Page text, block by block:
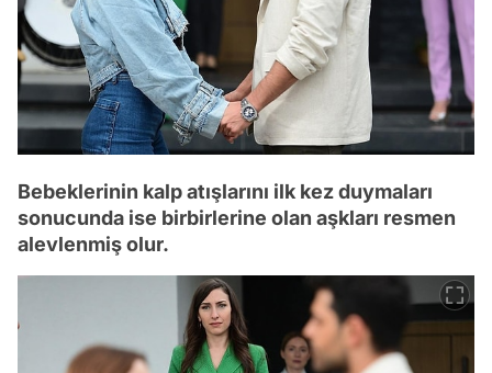
Bebeklerinin kalp atışlarını ilk kez duymaları
sonucunda ise birbirlerine olan aşkları resmen
alevlenmiş olur.